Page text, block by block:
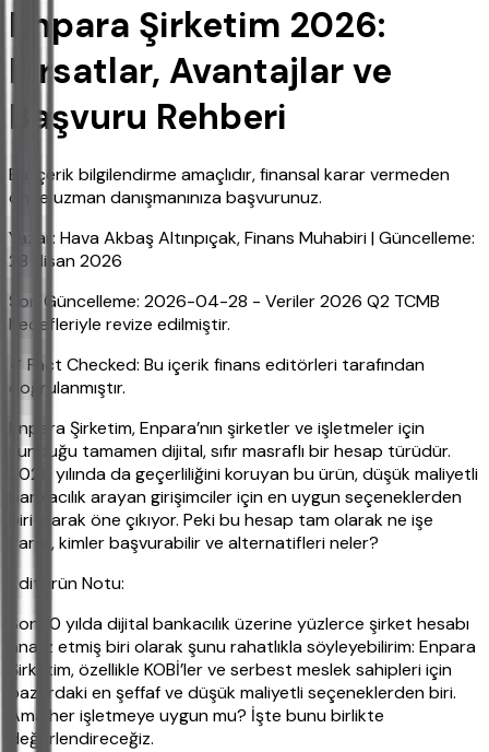
Enpara Şirketim 2026:
Fırsatlar, Avantajlar ve
Başvuru Rehberi
Bu içerik bilgilendirme amaçlıdır, finansal karar vermeden
önce uzman danışmanınıza başvurunuz.
Yazar: Hava Akbaş Altınpıçak, Finans Muhabiri | Güncelleme:
28 Nisan 2026
Son Güncelleme: 2026-04-28 - Veriler 2026 Q2 TCMB
hedefleriyle revize edilmiştir.
✔ Fact Checked: Bu içerik finans editörleri tarafından
doğrulanmıştır.
Enpara Şirketim, Enpara’nın şirketler ve işletmeler için
sunduğu tamamen dijital, sıfır masraflı bir hesap türüdür.
2026 yılında da geçerliliğini koruyan bu ürün, düşük maliyetli
bankacılık arayan girişimciler için en uygun seçeneklerden
biri olarak öne çıkıyor. Peki bu hesap tam olarak ne işe
yarar, kimler başvurabilir ve alternatifleri neler?
Editörün Notu:
Son 10 yılda dijital bankacılık üzerine yüzlerce şirket hesabı
analiz etmiş biri olarak şunu rahatlıkla söyleyebilirim: Enpara
Şirketim, özellikle KOBİ’ler ve serbest meslek sahipleri için
pazardaki en şeffaf ve düşük maliyetli seçeneklerden biri.
Ama her işletmeye uygun mu? İşte bunu birlikte
değerlendireceğiz.